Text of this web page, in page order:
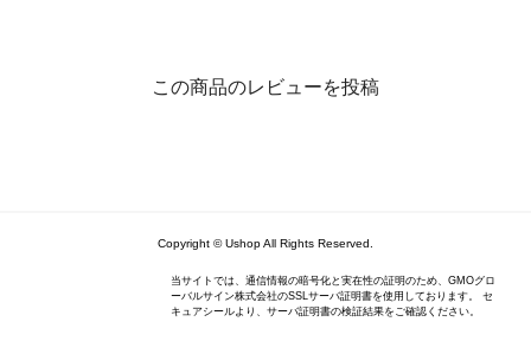
この商品のレビューを投稿
Copyright © Ushop All Rights Reserved.
当サイトでは、通信情報の暗号化と実在性の証明のため、GMOグロ
ーバルサイン株式会社のSSLサーバ証明書を使用しております。 セ
キュアシールより、サーバ証明書の検証結果をご確認ください。